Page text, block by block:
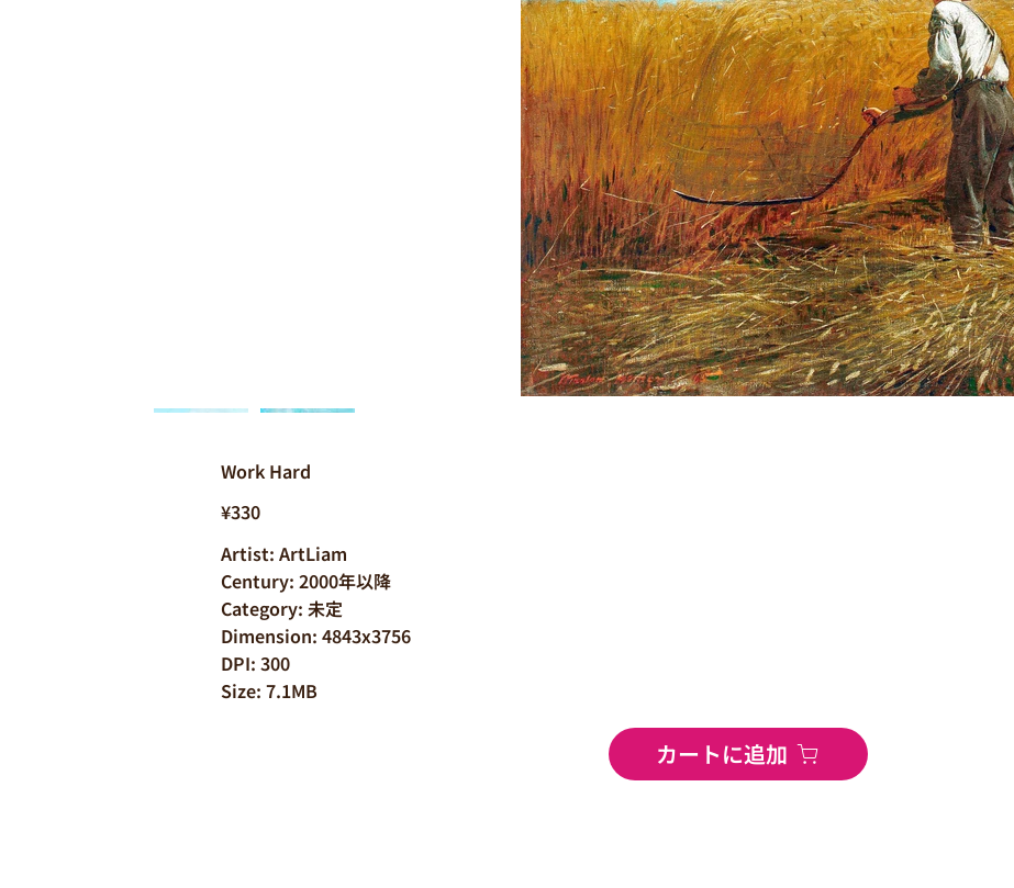
¥330
Artist: ArtLiam
Century: 2000年以降
Category: 未定
Dimension: 4843x3756
DPI: 300
Size: 7.1MB
カートに追加
Work Hard